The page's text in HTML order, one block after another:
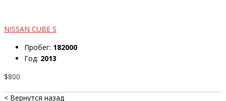
NISSAN CUBE S
Пробег: 182000
Год: 2013
$800
< Вернутся назад